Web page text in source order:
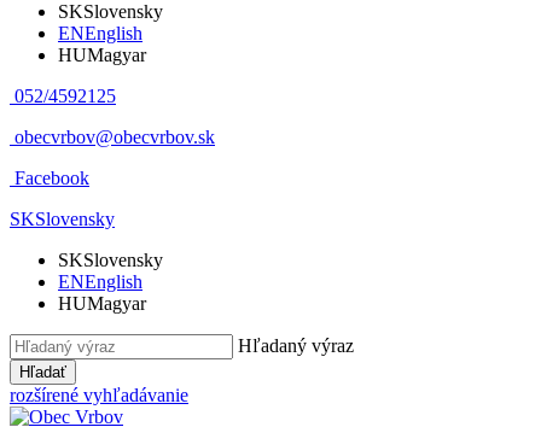
SKSlovensky
ENEnglish
HUMagyar
052/4592125
obecvrbov@obecvrbov.sk
Facebook
SKSlovensky
SKSlovensky
ENEnglish
HUMagyar
Hľadaný výraz
Hľadať
rozšírené vyhľadávanie